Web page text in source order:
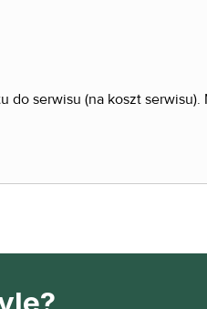
do serwisu (na koszt